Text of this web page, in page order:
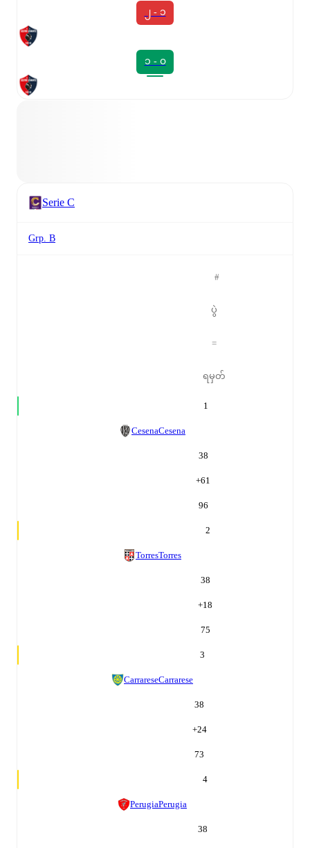
၂ - ၁
၁ - ၀
Serie C
Grp. B
#
ပွဲ
=
ရမှတ်
1
CesenaCesena
38
+61
96
2
TorresTorres
38
+18
75
3
CarrareseCarrarese
38
+24
73
4
PerugiaPerugia
38